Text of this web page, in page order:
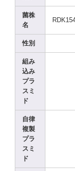
菌株
名
RDK15
性別
組み
込み
プラ
スミ
ド
自律
複製
プラ
スミ
ド